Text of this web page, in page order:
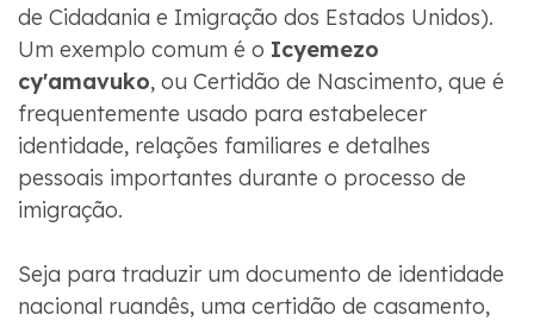
de Cidadania e Imigração dos Estados Unidos).
Um exemplo comum é o Icyemezo
cy'amavuko, ou Certidão de Nascimento, que é
frequentemente usado para estabelecer
identidade, relações familiares e detalhes
pessoais importantes durante o processo de
imigração.
Seja para traduzir um documento de identidade
nacional ruandês, uma certidão de casamento,